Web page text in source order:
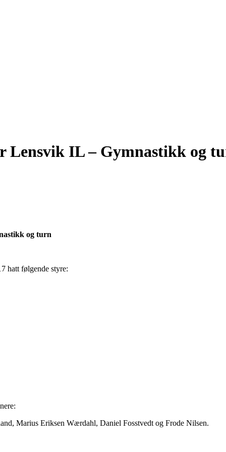
Lensvik IL – Gymnastikk og
og turn
hatt følgende styre:
Marius Eriksen Wærdahl, Daniel Fosstvedt og Frode Nilsen.